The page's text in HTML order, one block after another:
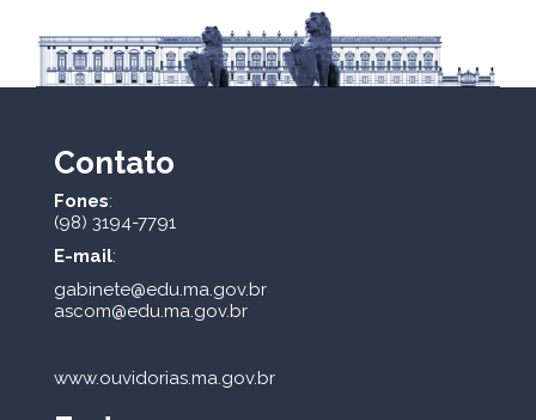
Contato
Fones:
(98) 3194-7791
E-mail:
gabinete@edu.ma.gov.br
ascom@edu.ma.gov.br
www.ouvidorias.ma.gov.br